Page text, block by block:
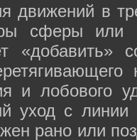
движений в
сферы или
«добавить»
и лобового
уход с
рано или